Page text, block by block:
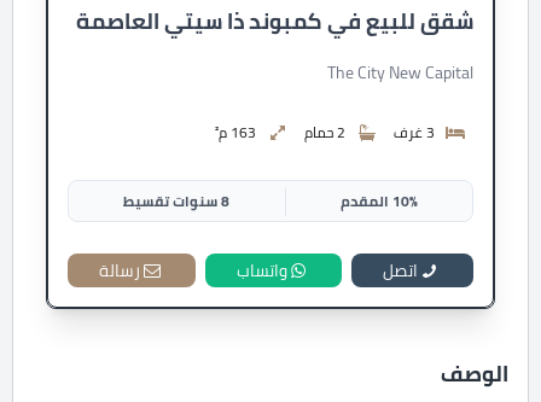
شقق للبيع في كمبوند ذا سيتي العاصمة
The City New Capital
3 غرف 2 حمام 163 م²
10% المقدم 8 سنوات تقسيط
اتصل واتساب رسالة
الوصف